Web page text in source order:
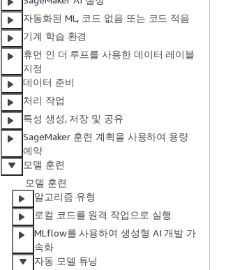
자동화된 ML, 코드 없음 또는 코드 적음
기계 학습 환경
휴먼 인 더 루프를 사용한 데이터 레이블
지정
데이터 준비
처리 작업
특성 생성, 저장 및 공유
SageMaker 훈련 계획을 사용하여 용량
예약
모델 훈련
모델 훈련
알고리즘 유형
로컬 코드를 원격 작업으로 실행
MLflow를 사용하여 생성형 AI 개발 가
속화
자동 모델 튜닝